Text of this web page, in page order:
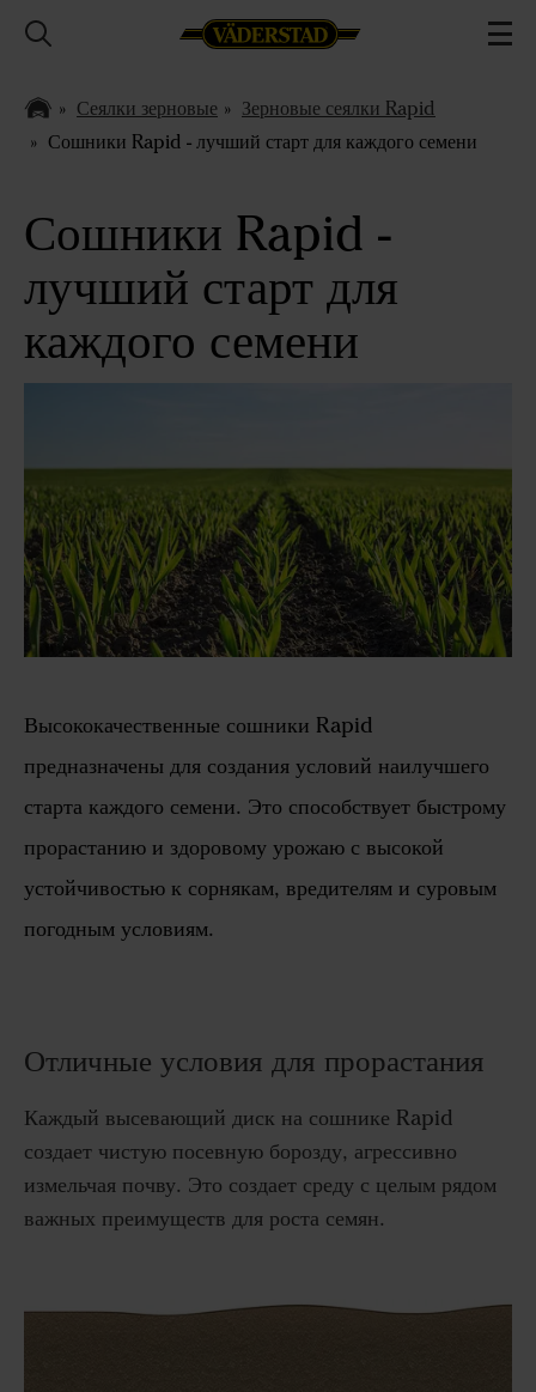
Сеялки зерновые
Зерновые сеялки Rapid
Сошники Rapid - лучший старт для каждого семени
Сошники Rapid -
лучший старт для
каждого семени
Высококачественные сошники Rapid
предназначены для создания условий наилучшего
старта каждого семени. Это способствует быстрому
прорастанию и здоровому урожаю с высокой
устойчивостью к сорнякам, вредителям и суровым
погодным условиям.
Отличные условия для прорастания
Каждый высевающий диск на сошнике Rapid
создает чистую посевную борозду, агрессивно
измельчая почву. Это создает среду с целым рядом
важных преимуществ для роста семян.